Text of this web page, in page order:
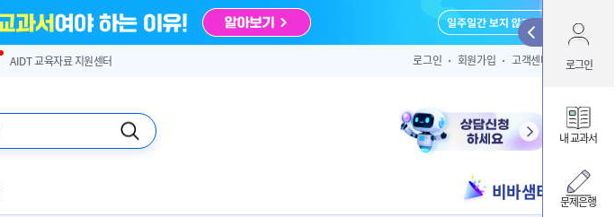
AIDT 교육자료 지원센터 로그인 회원가입 고객센터
비바샘터
로그인
내 교과서
문제은행
아이디
ID/PW 찾